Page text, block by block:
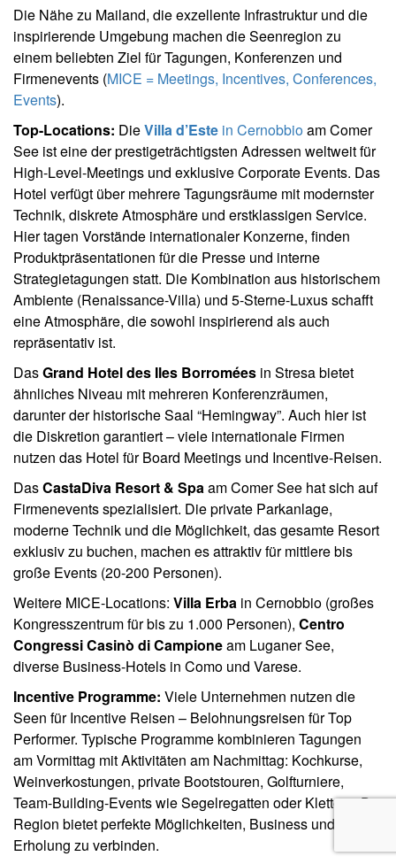
Die Nähe zu Mailand, die exzellente Infrastruktur und die
inspirierende Umgebung machen die Seenregion zu
einem beliebten Ziel für Tagungen, Konferenzen und
Firmenevents (MICE = Meetings, Incentives, Conferences,
Events).
Top-Locations: DieVilla d’Este in Cernobbioam Comer
See ist eine der prestigeträchtigsten Adressen weltweit für
High-Level-Meetings und exklusive Corporate Events. Das
Hotel verfügt über mehrere Tagungsräume mit modernster
Technik, diskrete Atmosphäre und erstklassigen Service.
Hier tagen Vorstände internationaler Konzerne, finden
Produktpräsentationen für die Presse und interne
Strategietagungen statt. Die Kombination aus historischem
Ambiente (Renaissance-Villa) und 5-Sterne-Luxus schafft
eine Atmosphäre, die sowohl inspirierend als auch
repräsentativ ist.
DasGrand Hotel des Iles Borromées in Stresa bietet
ähnliches Niveau mit mehreren Konferenzräumen,
darunter der historische Saal “Hemingway”. Auch hier ist
die Diskretion garantiert – viele internationale Firmen
nutzen das Hotel für Board Meetings und Incentive-Reisen.
DasCastaDiva Resort & Spaam Comer See hat sich auf
Firmenevents spezialisiert. Die private Parkanlage,
moderne Technik und die Möglichkeit, das gesamte Resort
exklusiv zu buchen, machen es attraktiv für mittlere bis
große Events (20-200 Personen).
Weitere MICE-Locations: Villa Erba in Cernobbio (großes
Kongresszentrum für bis zu 1.000 Personen), Centro
Congressi Casinò di Campioneam Luganer See,
diverse Business-Hotels in Como und Varese.
Incentive Programme: Viele Unternehmen nutzen die
Seen für Incentive Reisen – Belohnungsreisen für Top
Performer. Typische Programme kombinieren Tagungen
am Vormittag mit Aktivitäten am Nachmittag: Kochkurse,
Weinverkostungen, private Bootstouren, Golfturniere,
Team-Building-Events wie Segelregatten oder Klettern. Die
Region bietet perfekte Möglichkeiten, Business und
Erholung zu verbinden.